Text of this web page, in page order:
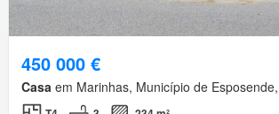
450 000 €
Casa em Marinhas, Município de